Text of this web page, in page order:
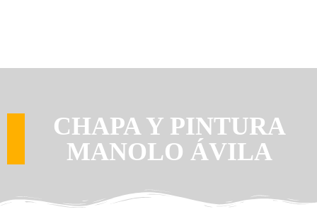
CHAPA Y PINTURA
MANOLO ÁVILA